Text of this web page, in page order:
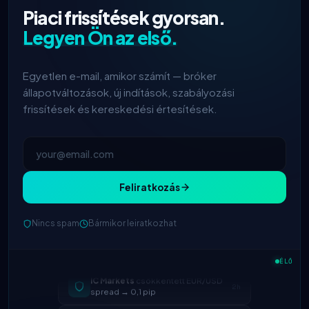
Piaci frissítések gyorsan.
Legyen Ön az első.
Egyetlen e-mail, amikor számít — bróker
állapotváltozások, új indítások, szabályozási
frissítések és kereskedési értesítések.
Feliratkozás
Nincs spam Bármikor leiratkozhat
ÉLŐ
Exness elindult